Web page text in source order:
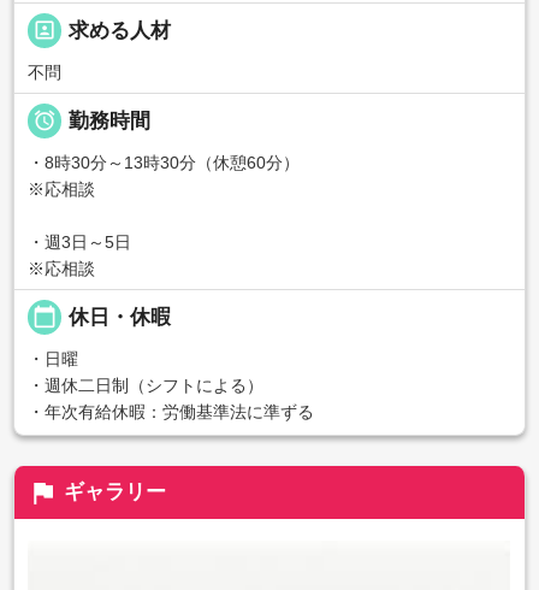
portrait 求める人材
不問
 勤務時間
・8時30分～13時30分（休憩60分）
※応相談
・週3日～5日
※応相談
calendar_today 休日・休暇
・日曜
・週休二日制（シフトによる）
・年次有給休暇：労働基準法に準ずる
flag ギャラリー